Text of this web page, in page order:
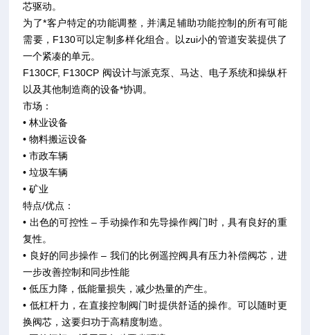
芯驱动。
为了*客户特定的功能调整，并满足辅助功能控制的所有可能
需要，F130可以定制多样化组合。以zui小的管道安装提供了
一个紧凑的单元。
F130CF, F130CP 阀设计与派克泵、马达、电子系统和操纵杆
以及其他制造商的设备*协调。
市场：
• 林业设备
• 物料搬运设备
• 市政车辆
• 垃圾车辆
• 矿业
特点/优点：
• 出色的可控性 – 手动操作和先导操作阀门时，具有良好的重
复性。
• 良好的同步操作 – 我们的比例遥控阀具有压力补偿阀芯，进
一步改善控制和同步性能
• 低压力降，低能量损失，减少热量的产生。
• 低杠杆力，在直接控制阀门时提供舒适的操作。可以随时更
换阀芯，这要归功于高精度制造。